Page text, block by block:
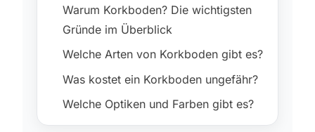
Warum Korkboden? Die wichtigsten
Gründe im Überblick
Welche Arten von Korkboden gibt es?
Was kostet ein Korkboden ungefähr?
Welche Optiken und Farben gibt es?